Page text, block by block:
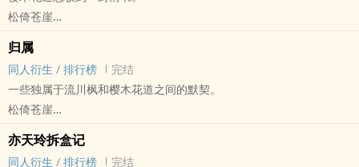
松倚苍崖
完结 - HE - 1v1 - 清水
灌篮鬼才樱木花道渴望收到一封情书。如此而已。
归属
同人衍生 / 排行榜
完结
一些独属于流川枫和樱木花道之间的默契。
松倚苍崖
完结
亦天玲拆盒记
同人衍生 / 排行榜
完结